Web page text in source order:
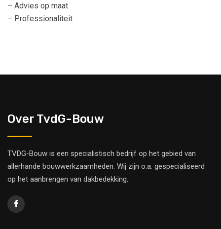
– Advies op maat
– Professionaliteit
Over TvdG-Bouw
TVDG-Bouw is een specialistisch bedrijf op het gebied van
allerhande bouwwerkzaamheden. Wij zijn o.a. gespecialiseerd
op het aanbrengen van dakbedekking.